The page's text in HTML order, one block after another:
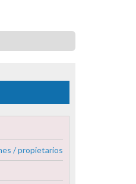
/ propietarios